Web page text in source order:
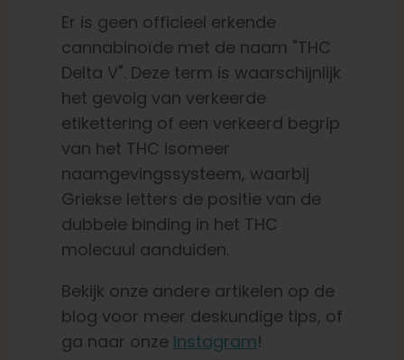
Er is geen officieel erkende
cannabinoïde met de naam "THC
Delta V". Deze term is waarschijnlijk
het gevolg van verkeerde
etikettering of een verkeerd begrip
van het THC isomeer
naamgevingssysteem, waarbij
Griekse letters de positie van de
dubbele binding in het THC
molecuul aanduiden.
Bekijk onze andere artikelen op de
blog voor meer deskundige tips, of
ga naar onze Instagram!